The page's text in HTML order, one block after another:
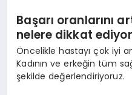
Başarı oranlarını
nelere dikkat
Öncelikle hastayı çok iyi
Kadının ve erkeğin tüm
şekilde değerlendiriyoruz.